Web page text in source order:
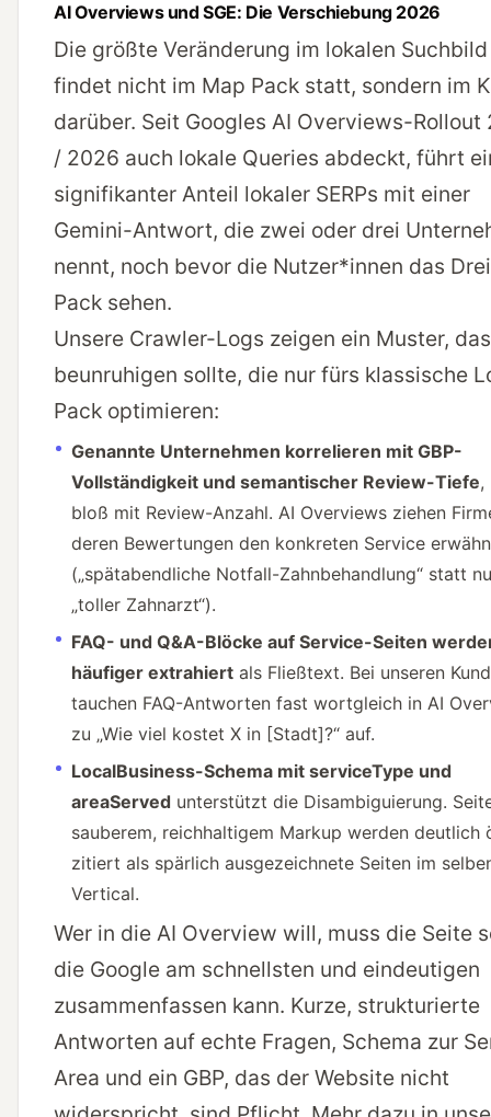
AI Overviews und SGE: Die Verschiebung 2026
Die größte Veränderung im lokalen Suchbild
findet nicht im Map Pack statt, sondern im
darüber. Seit Googles AI Overviews-Rollout
/ 2026 auch lokale Queries abdeckt, führt
signifikanter Anteil lokaler SERPs mit einer
Gemini-Antwort, die zwei oder drei
nennt, noch bevor die Nutzer*innen das
Pack sehen.
Unsere Crawler-Logs zeigen ein Muster,
beunruhigen sollte, die nur fürs klassische
Pack optimieren:
Genannte Unternehmen korrelieren mit GBP-
Vollständigkeit und semantischer Review-Tiefe,
bloß mit Review-Anzahl. AI Overviews ziehen
deren Bewertungen den konkreten Service
(„spätabendliche Notfall-Zahnbehandlung“ statt
„toller Zahnarzt“).
FAQ- und Q&A-Blöcke auf Service-Seiten
häufiger extrahiert als Fließtext. Bei unseren
tauchen FAQ-Antworten fast wortgleich in AI
zu „Wie viel kostet X in [Stadt]?“ auf.
LocalBusiness-Schema mit serviceType und
areaServed unterstützt die Disambiguierung.
sauberem, reichhaltigem Markup werden deutlich
zitiert als spärlich ausgezeichnete Seiten im
Vertical.
Wer in die AI Overview will, muss die Seite
die Google am schnellsten und eindeutigen
zusammenfassen kann. Kurze, strukturierte
Antworten auf echte Fragen, Schema zur
Area und ein GBP, das der Website nicht